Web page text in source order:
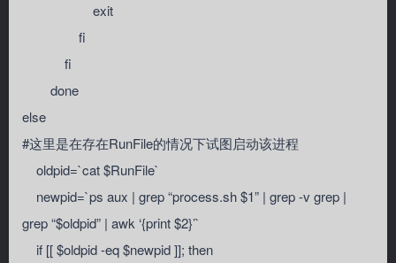
exit
fi
fi
done
else
#这里是在存在RunFile的情况下试图启动该进程
oldpid=`cat $RunFile`
newpid=`ps aux | grep “process.sh $1” | grep -v grep |
grep “$oldpid” | awk ‘{print $2}’`
if [[ $oldpid -eq $newpid ]]; then